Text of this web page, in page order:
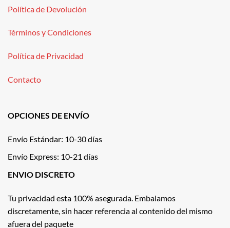
Política de Devolución
Términos y Condiciones
Política de Privacidad
Contacto
OPCIONES DE ENVÍO
Envío Estándar: 10-30 días
Envío Express: 10-21 días
ENVIO DISCRETO
Tu privacidad esta 100% asegurada. Embalamos
discretamente, sin hacer referencia al contenido del mismo
afuera del paquete